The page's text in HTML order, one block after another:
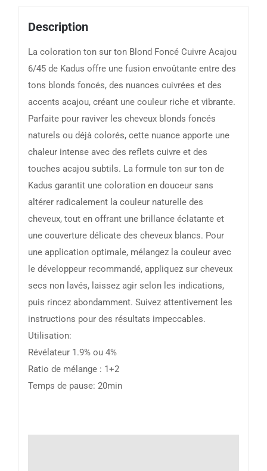
Description
La coloration ton sur ton Blond Foncé Cuivre Acajou
6/45 de Kadus offre une fusion envoûtante entre des
tons blonds foncés, des nuances cuivrées et des
accents acajou, créant une couleur riche et vibrante.
Parfaite pour raviver les cheveux blonds foncés
naturels ou déjà colorés, cette nuance apporte une
chaleur intense avec des reflets cuivre et des
touches acajou subtils. La formule ton sur ton de
Kadus garantit une coloration en douceur sans
altérer radicalement la couleur naturelle des
cheveux, tout en offrant une brillance éclatante et
une couverture délicate des cheveux blancs. Pour
une application optimale, mélangez la couleur avec
le développeur recommandé, appliquez sur cheveux
secs non lavés, laissez agir selon les indications,
puis rincez abondamment. Suivez attentivement les
instructions pour des résultats impeccables.
Utilisation:
Révélateur 1.9% ou 4%
Ratio de mélange : 1+2
Temps de pause: 20min